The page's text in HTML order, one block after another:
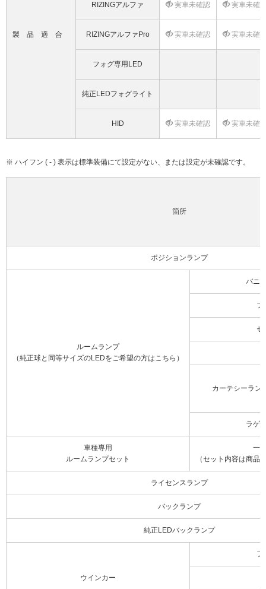
製品適合
RIZINGアルファ 実車未確認 実車未確
RIZINGアルファPro 実車未確認 実車未確
フォグ専用LED
純正LEDフォグライト
HID 実車未確認 実車未確
※ ハイフン ( - ) 表示は標準装備にて設定がない、または設定が未確認です。
箇所
ポジションランプ
ルームランプ
（純正球と同等サイズのLEDをご希望の方はこちら）
バニ
フ
セ
カーテシーラン
ラゲ
車種専用
ルームランプセット
一
（セット内容は商品
ライセンスランプ
バックランプ
純正LEDバックランプ
ウインカー
フ